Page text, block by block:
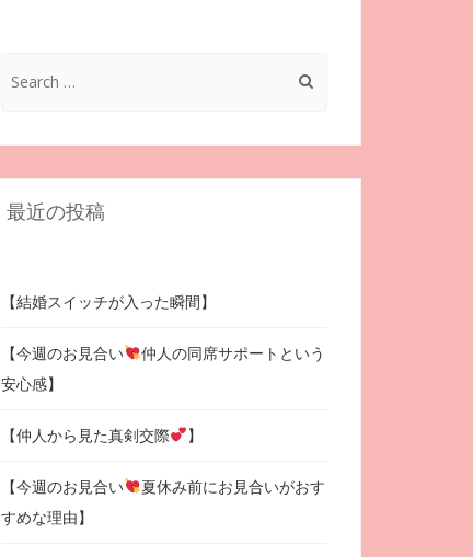
最近の投稿
【結婚スイッチが入った瞬間】
【今週のお見合い
仲人の同席サポートという
安心感】
【仲人から見た真剣交際 】
【今週のお見合い
夏休み前にお見合いがおす
すめな理由】